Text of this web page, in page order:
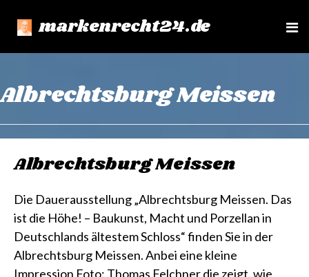
markenrecht24.de
e
Albrechtsburg Meissen
Albrechtsburg Meissen
Die Dauerausstellung „Albrechtsburg Meissen. Das
ist die Höhe! – Baukunst, Macht und Porzellan in
Deutschlands ältestem Schloss“ finden Sie in der
Albrechtsburg Meissen. Anbei eine kleine
Impression Foto: Thomas Felchner die zeigt, wie